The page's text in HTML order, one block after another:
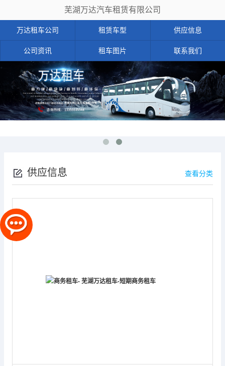
芜湖万达汽车租赁有限公司
万达租车公司 租赁车型 供应信息
公司资讯 租车图片 联系我们
供应信息 查看分类